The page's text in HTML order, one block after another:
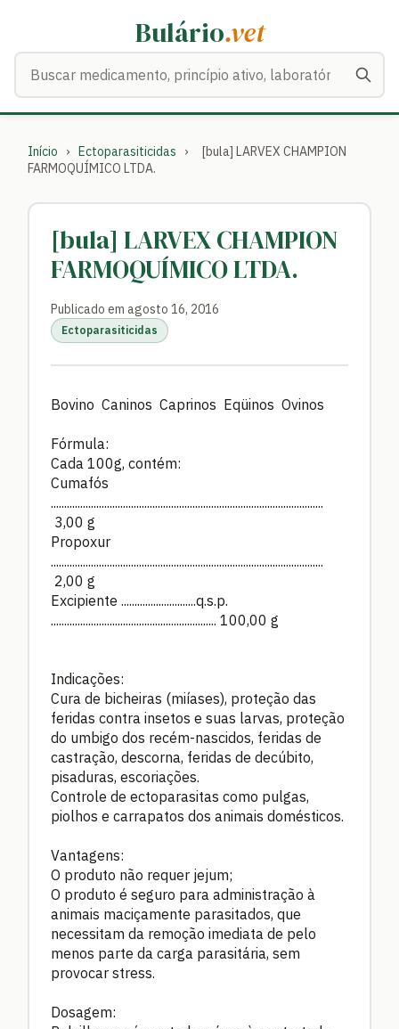
Bulário.vet
Início › Ectoparasiticidas ›
[bula] LARVEX CHAMPION
FARMOQUÍMICO LTDA.
[bula] LARVEX CHAMPION
FARMOQUÍMICO LTDA.
Publicado em agosto 16, 2016
Ectoparasiticidas
Bovino Caninos Caprinos Eqüinos Ovinos
Fórmula:
Cada 100g, contém:
Cumafós
......................................................................................................
3,00 g
Propoxur
......................................................................................................
2,00 g
Excipiente ............................q.s.p.
.............................................................. 100,00 g
Indicações:
Cura de bicheiras (miíases), proteção das
feridas contra insetos e suas larvas, proteção
do umbigo dos recém-nascidos, feridas de
castração, descorna, feridas de decúbito,
pisaduras, escoriações.
Controle de ectoparasitas como pulgas,
piolhos e carrapatos dos animais domésticos.
Vantagens:
O produto não requer jejum;
O produto é seguro para administração à
animais maciçamente parasitados, que
necessitam da remoção imediata de pelo
menos parte da carga parasitária, sem
provocar stress.
Dosagem: